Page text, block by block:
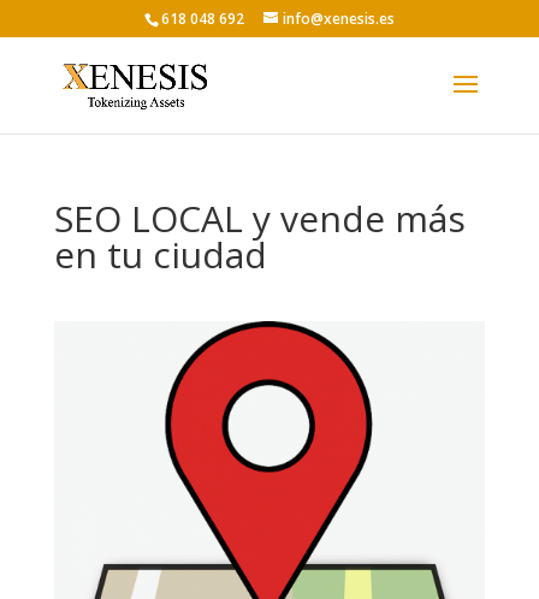
618 048 692 info@xenesis.es
SEO LOCAL y vende más
en tu ciudad